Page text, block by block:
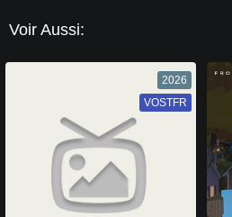
Voir Aussi:
2026
VF
VOSTFR